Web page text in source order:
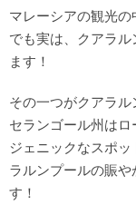
マレーシアの観光の
でも実は、クアラ
ます！
その一つがクアラル
セランゴール州は
ジェニックなスポ
ラルンプールの賑
す！